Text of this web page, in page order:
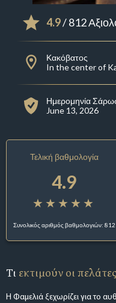
4.9/ 812
Κακόβατος
In the center of
Ημερομηνία
June 13, 2026
Τελική βαθμολογία
4.9
Συνολικός αριθμός βαθμολογιών: 812
Τι εκτιμούν οι
Η Φαμελιά ξεχωρίζει για το